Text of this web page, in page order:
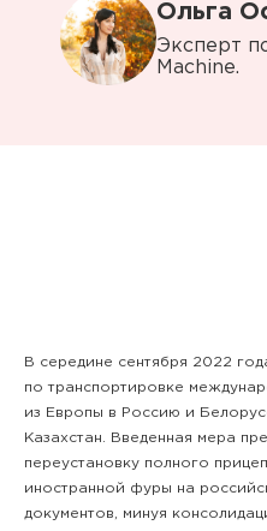
Ольга
Эксперт
Machine.
В середине сентября 2022
по транспортировке
из Европы в Россию и
Казахстан. Введенная мера
переустановку полного
иностранной фуры на
документов, минуя